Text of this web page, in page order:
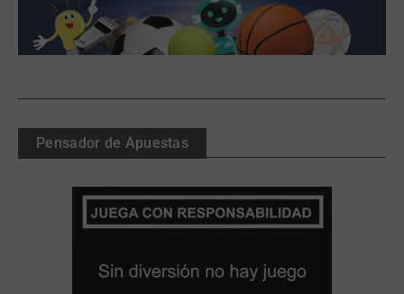
Pensador de Apuestas